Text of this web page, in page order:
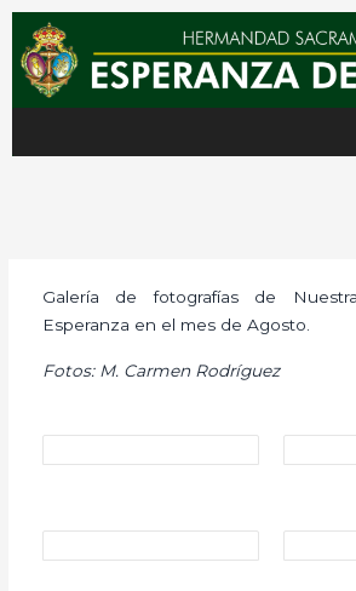
contenido
Galería de fotografías de
Esperanza en el mes de Agosto.
Fotos: M. Carmen Rodríguez